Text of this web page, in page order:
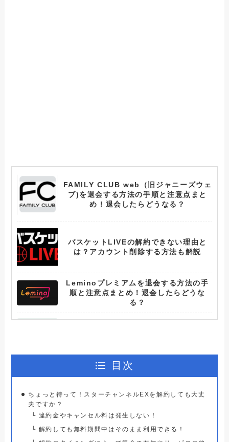
FAMILY CLUB web（旧ジャニーズウェ
ブ)を退会する方法の手順と注意点まと
め！退会したらどうなる？
バスケットLIVEの解約できない理由と
は？アカウント削除する方法も解説
Leminoプレミアムを退会する方法の手
順と注意点まとめ！退会したらどうな
る？
ひかりTVを解約できない人へ！確実に課
金を止める方法と注意事項
WOWOWを解約できない人へ！確実に課
スカパー！を解約できない人へ！確実に
目次
ちょっと待って！スターチャンネルEXを解約しても大丈
夫ですか？
違約金やキャンセル料は発生しない！
解約しても無料期間中はそのまま利用できる！